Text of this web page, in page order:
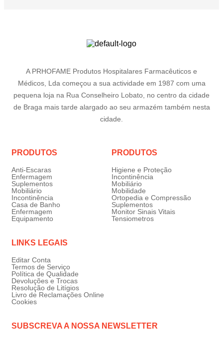
A PRHOFAME Produtos Hospitalares Farmacêuticos e
Médicos, Lda começou a sua actividade em 1987 com uma
pequena loja na Rua Conselheiro Lobato, no centro da cidade
de Braga mais tarde alargado ao seu armazém também nesta
cidade.
PRODUTOS
Anti-Escaras
Enfermagem
Suplementos
Mobiliário
Incontinência
Casa de Banho
Enfermagem
Equipamento
PRODUTOS
Higiene e Proteção
Incontinência
Mobiliário
Mobilidade
Ortopedia e Compressão
Suplementos
Monitor Sinais Vitais
Tensiometros
LINKS LEGAIS
Editar Conta
Termos de Serviço
Política de Qualidade
Devoluções e Trocas
Resolução de Litígios
Livro de Reclamações Online
Cookies
SUBSCREVA A NOSSA NEWSLETTER